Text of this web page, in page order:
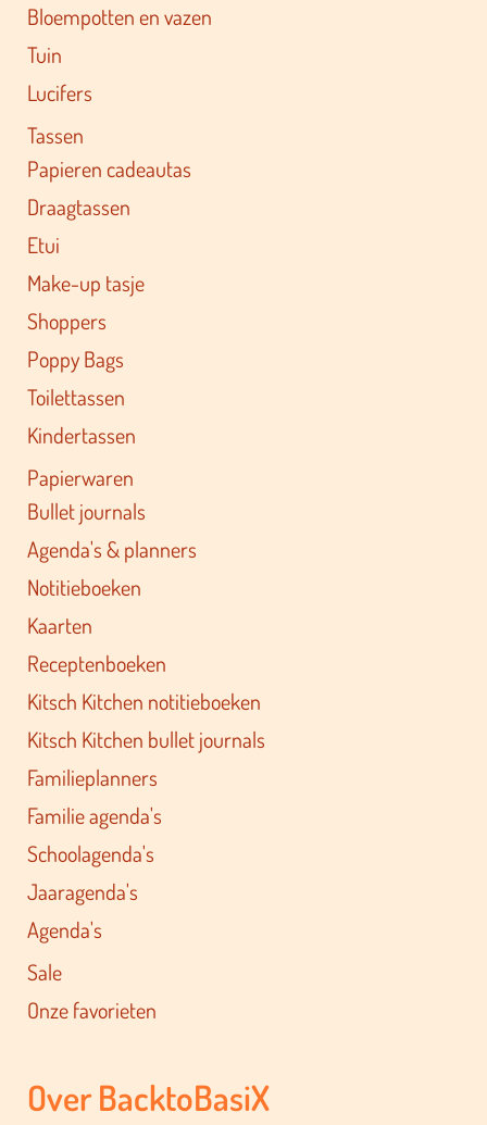
Bloempotten en vazen
Tuin
Lucifers
Tassen
Papieren cadeautas
Draagtassen
Etui
Make-up tasje
Shoppers
Poppy Bags
Toilettassen
Kindertassen
Papierwaren
Bullet journals
Agenda's & planners
Notitieboeken
Kaarten
Receptenboeken
Kitsch Kitchen notitieboeken
Kitsch Kitchen bullet journals
Familieplanners
Familie agenda's
Schoolagenda's
Jaaragenda's
Agenda's
Sale
Onze favorieten
Over BacktoBasiX